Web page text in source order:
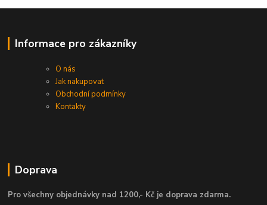
Informace pro zákazníky
O nás
Jak nakupovat
Obchodní podmínky
Kontakty
Doprava
Pro všechny objednávky nad 1200,- Kč je doprava zdarma.